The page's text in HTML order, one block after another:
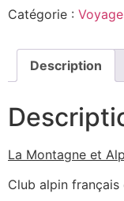
Catégorie :
Description
La Montagne et
Club alpin